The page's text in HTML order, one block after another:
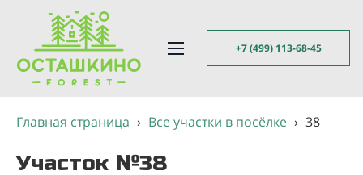
+7 (499) 113-68-45
Главная страница › Все участки в посёлке › 38
Участок №38